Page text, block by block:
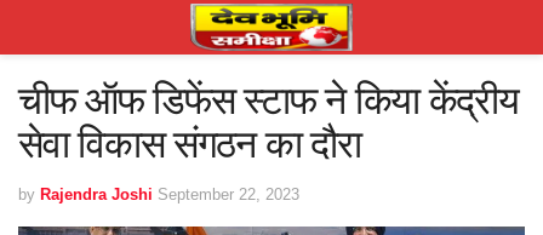
चीफ ऑफ डिफेंस स्टाफ ने किया केंद्रीय
सेवा विकास संगठन का दौरा
by Rajendra Joshi September 22, 2023